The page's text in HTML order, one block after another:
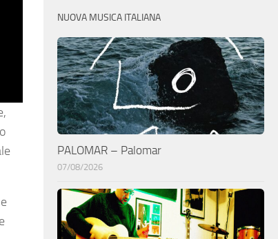
NUOVA MUSICA ITALIANA
PALOMAR – Palomar
07/08/2026